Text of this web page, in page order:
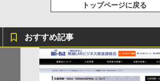
トップページに戻る
おすすめ記事